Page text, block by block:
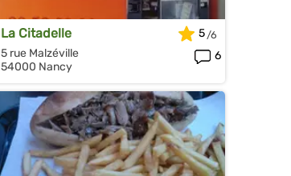
La Citadelle
5 rue Malzéville
54000 Nancy
5
6